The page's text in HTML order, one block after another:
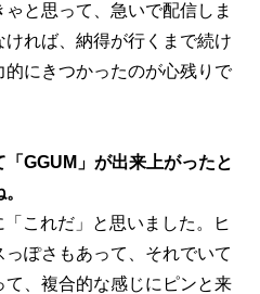
と思って、急いで配信しま
れば、納得が行くまで続け
的にきつかったのが心残りで
GGUM」が出来上がったと
これだ」と思いました。ヒ
ぽさもあって、それでいて
、複合的な感じにピンと来